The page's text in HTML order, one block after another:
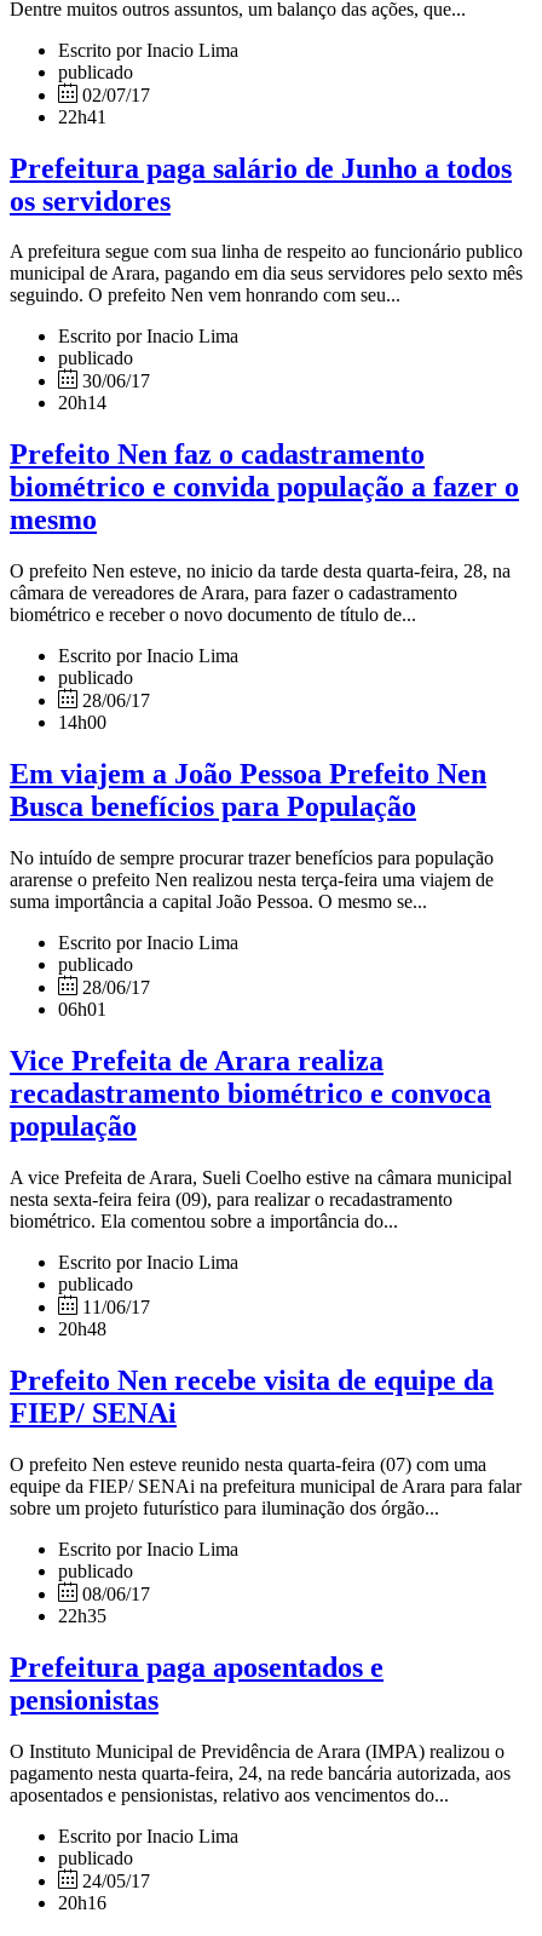
Dentre muitos outros assuntos, um balanço das ações, que...
Escrito por Inacio Lima
publicado
02/07/17
22h41
Prefeitura paga salário de Junho a todos
os servidores
A prefeitura segue com sua linha de respeito ao funcionário publico
municipal de Arara, pagando em dia seus servidores pelo sexto mês
seguindo. O prefeito Nen vem honrando com seu...
Escrito por Inacio Lima
publicado
30/06/17
20h14
Prefeito Nen faz o cadastramento
biométrico e convida população a fazer o
mesmo
O prefeito Nen esteve, no inicio da tarde desta quarta-feira, 28, na
câmara de vereadores de Arara, para fazer o cadastramento
biométrico e receber o novo documento de título de...
Escrito por Inacio Lima
publicado
28/06/17
14h00
Em viajem a João Pessoa Prefeito Nen
Busca benefícios para População
No intuído de sempre procurar trazer benefícios para população
ararense o prefeito Nen realizou nesta terça-feira uma viajem de
suma importância a capital João Pessoa. O mesmo se...
Escrito por Inacio Lima
publicado
28/06/17
06h01
Vice Prefeita de Arara realiza
recadastramento biométrico e convoca
população
A vice Prefeita de Arara, Sueli Coelho estive na câmara municipal
nesta sexta-feira feira (09), para realizar o recadastramento
biométrico. Ela comentou sobre a importância do...
Escrito por Inacio Lima
publicado
11/06/17
20h48
Prefeito Nen recebe visita de equipe da
FIEP/ SENAi
O prefeito Nen esteve reunido nesta quarta-feira (07) com uma
equipe da FIEP/ SENAi na prefeitura municipal de Arara para falar
sobre um projeto futurístico para iluminação dos órgão...
Escrito por Inacio Lima
publicado
08/06/17
22h35
Prefeitura paga aposentados e
pensionistas
O Instituto Municipal de Previdência de Arara (IMPA) realizou o
pagamento nesta quarta-feira, 24, na rede bancária autorizada, aos
aposentados e pensionistas, relativo aos vencimentos do...
Escrito por Inacio Lima
publicado
24/05/17
20h16